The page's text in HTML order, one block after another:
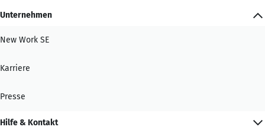
Unternehmen
New Work SE
Karriere
Presse
Hilfe & Kontakt